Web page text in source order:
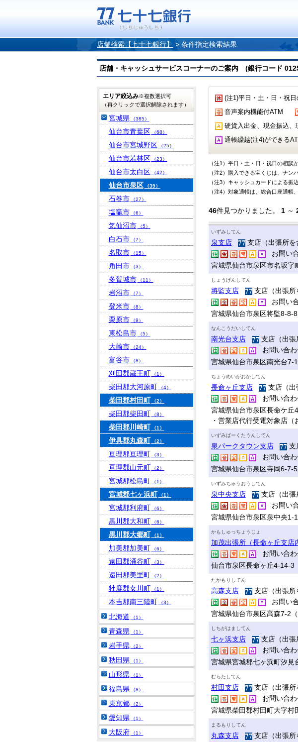
店舗検索【七十七銀行】 > 条件指定検索結果
店舗・キャッシュサービスコーナーのご案内 (銀行コード
(注1)平日・土・日・祝
音声案内機能付ATM
硬貨入出金、現金振込
通帳繰越(注4)ができる
（注1）平日・土・日・祝日の相談
（注2）購入できる宝くじは、ナン
（注3）キャッシュカードによる振
（注4）対象通帳は、総合口座通帳
46件見つかりました。 1～
いずみしてん
泉支店
支店（出張所
お問い
宮城県仙台市泉区市名坂字
しょうげんしてん
将監支店
支店（出張
お問い
宮城県仙台市泉区将監8-8-8
なんこうだいしてん
南光台支店
支店（出張
お問い合わ
宮城県仙台市泉区南光台7-
ちょうめいがおかしてん
長命ヶ丘支店
支店（出
お問い合わ
宮城県仙台市泉区長命ケ丘
・営業店代行受電対象店（
いずみぱーくたうんしてん
泉パークタウン支店
支
お問い合わ
宮城県仙台市泉区寺岡6-7-5
いずみちゅうおうしてん
泉中央支店
支店（出張
お問い
宮城県仙台市泉区泉中央1-
かもしゅっちょうじょ
加茂出張所（長命ヶ丘支店
お問い合わ
仙台市泉区長命ヶ丘4-14-3
たかもりしてん
高森支店
支店（出張
お問い
宮城県仙台市泉区高森7-2
しちがはましてん
七ヶ浜支店
支店（出張
お問い合わ
宮城県宮城郡七ヶ浜町汐見
むらたしてん
村田支店
支店（出張
お問い合わ
宮城県柴田郡村田町大字村
まるもりしてん
丸森支店
支店（出張
エリア絞込み※複数選択可
（再クリックで選択解除されます）
宮城県 （385）
仙台市青葉区 （68）
仙台市宮城野区 （25）
仙台市若林区 （23）
仙台市太白区 （42）
仙台市泉区 （39）
石巻市 （27）
塩竈市 （6）
気仙沼市 （5）
白石市 （7）
名取市 （15）
角田市 （3）
多賀城市 （11）
岩沼市 （7）
登米市 （8）
栗原市 （9）
東松島市 （5）
大崎市 （24）
富谷市 （8）
刈田郡蔵王町 （1）
柴田郡大河原町 （4）
柴田郡村田町 （2）
柴田郡柴田町 （8）
柴田郡川崎町 （1）
伊具郡丸森町 （2）
亘理郡亘理町 （3）
亘理郡山元町 （2）
宮城郡松島町 （1）
宮城郡七ヶ浜町 （1）
宮城郡利府町 （6）
黒川郡大和町 （6）
黒川郡大郷町 （1）
加美郡加美町 （6）
遠田郡涌谷町 （3）
遠田郡美里町 （2）
牡鹿郡女川町 （1）
本吉郡南三陸町 （3）
北海道 （1）
青森県 （1）
岩手県 （2）
秋田県 （1）
山形県 （1）
福島県 （8）
東京都 （2）
愛知県 （1）
大阪府 （1）